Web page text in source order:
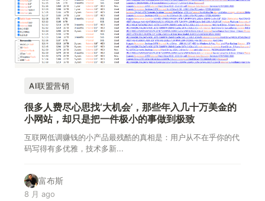
AI联盟营销
很多人费尽心思找‘大机会’，那些年入几十万美金的
小网站，却只是把一件极小的事做到极致
互联网低调赚钱的小产品最残酷的真相是：用户从不在乎你的代
码写得有多优雅，技术多新...
富布斯
8 月 ago